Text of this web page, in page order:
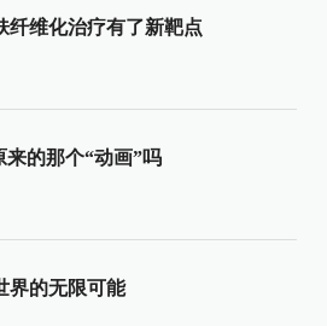
纤维化治疗有了新靶点
的那个“动画”吗
界的无限可能